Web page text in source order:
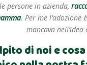
persone in azienda,
. Per me l’adozione
mancava
di noi e